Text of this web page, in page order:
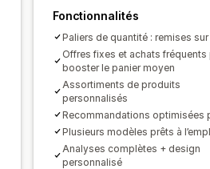
Fonctionnalités
Paliers de quantité : remises
Offres fixes et achats fréquents
booster le panier moyen
Assortiments de produits
personnalisés
Recommandations optimisées
Plusieurs modèles prêts à
Analyses complètes + design
personnalisé